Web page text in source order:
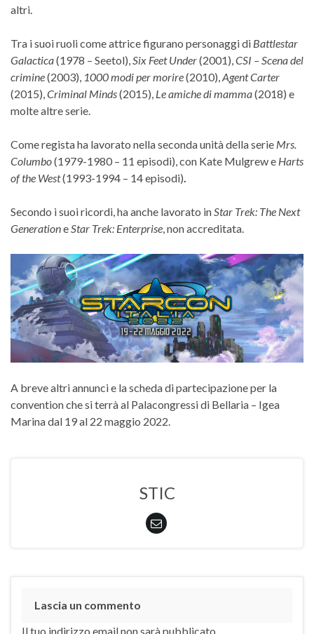
altri.
Tra i suoi ruoli come attrice figurano personaggi di Battlestar
Galactica(1978 – Seetol), Six Feet Under(2001), CSI – Scena del
crimine(2003), 1000 modi per morire(2010), Agent Carter
(2015), Criminal Minds(2015), Le amiche di mamma(2018) e
molte altre serie.
Come regista ha lavorato nella seconda unità della serie Mrs.
Columbo(1979-1980 – 11 episodi), con Kate Mulgrew e Harts
of the West(1993-1994 – 14 episodi)
Secondo i suoi ricordi, ha anche lavorato in Star Trek: The Next
Generatione Star Trek: Enterprise , non accreditata.
A breve altri annunci e la scheda di partecipazione per la
convention che si terrà al Palacongressi di Bellaria – Igea
Marina dal 19 al 22 maggio 2022.
STIC
Lascia un commento
Il tuo indirizzo email non sarà pubblicato.